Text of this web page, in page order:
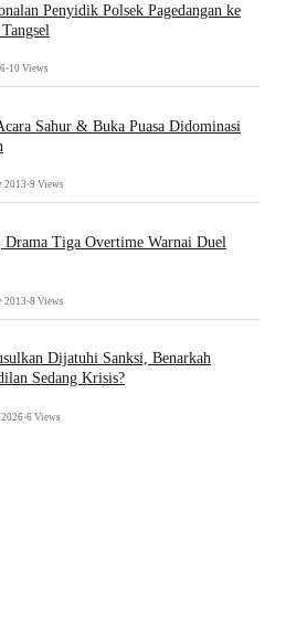
Penyidik Polsek Pagedangan ke
•10 Views
Sahur & Buka Puasa Didominasi
2013 •9 Views
Tiga Overtime Warnai Duel
2013 •8 Views
Dijatuhi Sanksi, Benarkah
Sedang Krisis?
2026•6 Views